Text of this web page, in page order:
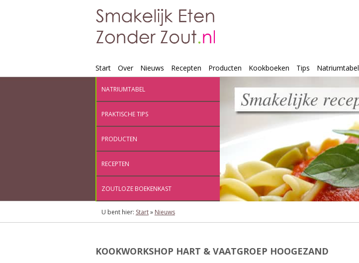
Start Over Nieuws Recepten Producten Kookboeken Tips Natriumtabel
NATRIUMTABEL
PRAKTISCHE TIPS
PRODUCTEN
RECEPTEN
ZOUTLOZE BOEKENKAST
U bent hier: Start» Nieuws
KOOKWORKSHOP HART & VAATGROEP HOOGEZAND